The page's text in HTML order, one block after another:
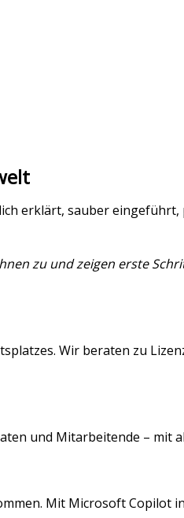
erklärt, sauber
zu und zeigen erste
Wir beraten zu
und Mitarbeitende –
Mit Microsoft